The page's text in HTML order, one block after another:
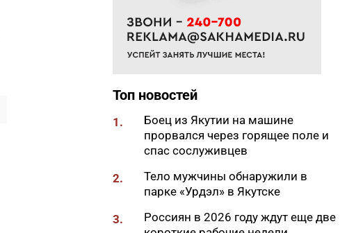
11:45
В Батагае установили
памятник реке Яне
высоко оценил подготовку
Суд признал незаконным
ограничение работы бара в
В Якутске на двух улицах
Топ новостей
1.
Боец из Якутии на машине
прорвался через горящее поле и
спас сослуживцев
2.
Тело мужчины обнаружили в
парке «Урдэл» в Якутске
3.
Россиян в 2026 году ждут еще две